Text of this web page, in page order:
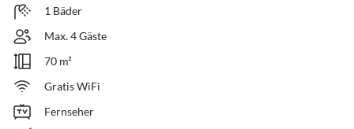
1 Bäder
Max. 4 Gäste
70 m²
Gratis WiFi
Fernseher